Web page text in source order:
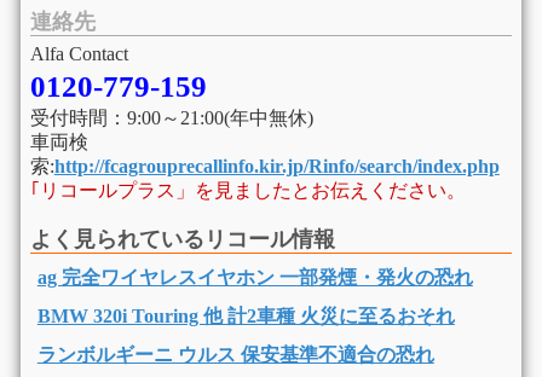
連絡先
Alfa Contact
0120-779-159
受付時間：9:00～21:00(年中無休)
車両検
索:http://fcagrouprecallinfo.kir.jp/Rinfo/search/index.php
｢リコールプラス」を見ましたとお伝えください。
よく見られているリコール情報
ag 完全ワイヤレスイヤホン 一部発煙・発火の恐れ
BMW 320i Touring 他 計2車種 火災に至るおそれ
ランボルギーニ ウルス 保安基準不適合の恐れ